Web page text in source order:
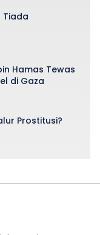
Tiada
Hamas Tewas
di Gaza
Prostitusi?